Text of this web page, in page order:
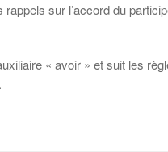
sur l’accord du
« avoir » et suit les